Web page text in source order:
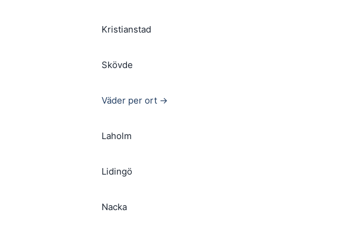
Kristianstad
Skövde
Väder per ort →
Laholm
Lidingö
Nacka